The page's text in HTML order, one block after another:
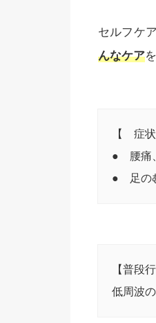
セルフケ
んなケア
【 症
● 腰痛
● 足の
【普段
低周波